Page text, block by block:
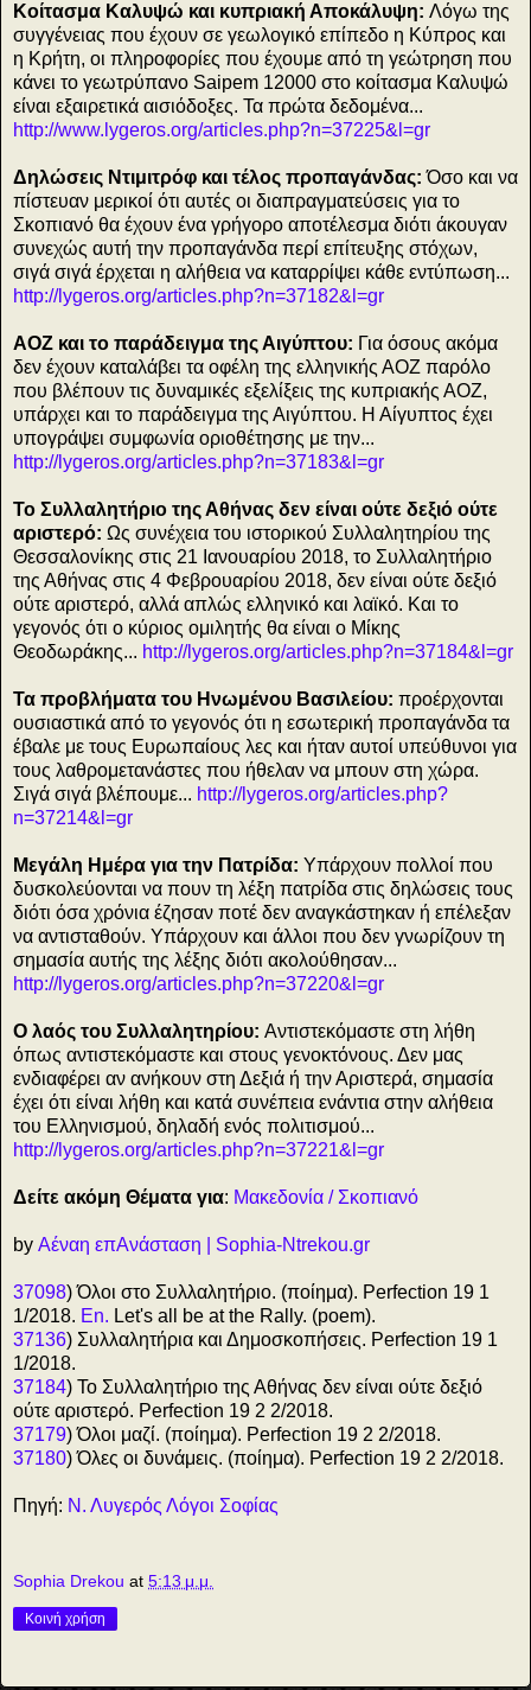
Κοίτασμα Καλυψώ και κυπριακή Αποκάλυψη: Λόγω της
συγγένειας που έχουν σε γεωλογικό επίπεδο η Κύπρος και
η Κρήτη, οι πληροφορίες που έχουμε από τη γεώτρηση που
κάνει το γεωτρύπανο Saipem 12000 στο κοίτασμα Καλυψώ
είναι εξαιρετικά αισιόδοξες. Τα πρώτα δεδομένα...
http://www.lygeros.org/articles.php?n=37225&l=gr
Δηλώσεις Ντιμιτρόφ και τέλος προπαγάνδας:Όσο και να
πίστευαν μερικοί ότι αυτές οι διαπραγματεύσεις για το
Σκοπιανό θα έχουν ένα γρήγορο αποτέλεσμα διότι άκουγαν
συνεχώς αυτή την προπαγάνδα περί επίτευξης στόχων,
σιγά σιγά έρχεται η αλήθεια να καταρρίψει κάθε εντύπωση...
http://lygeros.org/articles.php?n=37182&l=gr
ΑΟΖ και το παράδειγμα της Αιγύπτου: Για όσους ακόμα
δεν έχουν καταλάβει τα οφέλη της ελληνικής ΑΟΖ παρόλο
που βλέπουν τις δυναμικές εξελίξεις της κυπριακής ΑΟΖ,
υπάρχει και το παράδειγμα της Αιγύπτου. Η Αίγυπτος έχει
υπογράψει συμφωνία οριοθέτησης με την...
http://lygeros.org/articles.php?n=37183&l=gr
Το Συλλαλητήριο της Αθήνας δεν είναι ούτε δεξιό ούτε
αριστερό: Ως συνέχεια του ιστορικού Συλλαλητηρίου της
Θεσσαλονίκης στις 21 Ιανουαρίου 2018, το Συλλαλητήριο
της Αθήνας στις 4 Φεβρουαρίου 2018, δεν είναι ούτε δεξιό
ούτε αριστερό, αλλά απλώς ελληνικό και λαϊκό. Και το
γεγονός ότι ο κύριος ομιλητής θα είναι ο Μίκης
Θεοδωράκης... http://lygeros.org/articles.php?n=37184&l=gr
Τα προβλήματα του Ηνωμένου Βασιλείου: προέρχονται
ουσιαστικά από το γεγονός ότι η εσωτερική προπαγάνδα τα
έβαλε με τους Ευρωπαίους λες και ήταν αυτοί υπεύθυνοι για
τους λαθρομετανάστες που ήθελαν να μπουν στη χώρα.
Σιγά σιγά βλέπουμε... http://lygeros.org/articles.php?
n=37214&l=gr
Μεγάλη Ημέρα για την Πατρίδα: Υπάρχουν πολλοί που
δυσκολεύονται να πουν τη λέξη πατρίδα στις δηλώσεις τους
διότι όσα χρόνια έζησαν ποτέ δεν αναγκάστηκαν ή επέλεξαν
να αντισταθούν. Υπάρχουν και άλλοι που δεν γνωρίζουν τη
σημασία αυτής της λέξης διότι ακολούθησαν...
http://lygeros.org/articles.php?n=37220&l=gr
Ο λαός του Συλλαλητηρίου: Αντιστεκόμαστε στη λήθη
όπως αντιστεκόμαστε και στους γενοκτόνους. Δεν μας
ενδιαφέρει αν ανήκουν στη Δεξιά ή την Αριστερά, σημασία
έχει ότι είναι λήθη και κατά συνέπεια ενάντια στην αλήθεια
του Ελληνισμού, δηλαδή ενός πολιτισμού...
http://lygeros.org/articles.php?n=37221&l=gr
Δείτε ακόμη Θέματα για: Μακεδονία / Σκοπιανό
by Αέναη επΑνάσταση | Sophia-Ntrekou.gr
37098) Όλοι στο Συλλαλητήριο. (ποίημα). Perfection 19 1
1/2018. En. Let's all be at the Rally. (poem).
37136) Συλλαλητήρια και Δημοσκοπήσεις. Perfection 19 1
1/2018.
37184) Το Συλλαλητήριο της Αθήνας δεν είναι ούτε δεξιό
ούτε αριστερό. Perfection 19 2 2/2018.
37179) Όλοι μαζί. (ποίημα). Perfection 19 2 2/2018.
37180) Όλες οι δυνάμεις. (ποίημα). Perfection 19 2 2/2018.
Πηγή: Ν. Λυγερός Λόγοι Σοφίας
Sophia Drekou at 5:13 μ.μ.
Κοινή χρήση